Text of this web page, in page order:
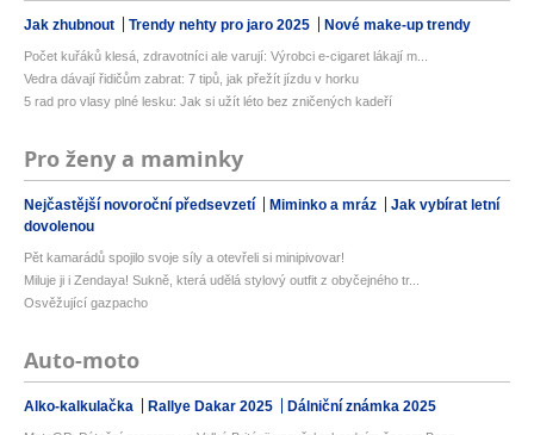
Jak zhubnout Trendy nehty pro jaro 2025 Nové make-up trendy
Počet kuřáků klesá, zdravotníci ale varují: Výrobci e-cigaret lákají m...
Vedra dávají řidičům zabrat: 7 tipů, jak přežít jízdu v horku
5 rad pro vlasy plné lesku: Jak si užít léto bez zničených kadeří
Pro ženy a maminky
Nejčastější novoroční předsevzetí Miminko a mráz
Jak vybírat letní
dovolenou
Pět kamarádů spojilo svoje síly a otevřeli si minipivovar!
Miluje ji i Zendaya! Sukně, která udělá stylový outfit z obyčejného tr...
Osvěžující gazpacho
Auto-moto
Alko-kalkulačka Rallye Dakar 2025 Dálniční známka 2025